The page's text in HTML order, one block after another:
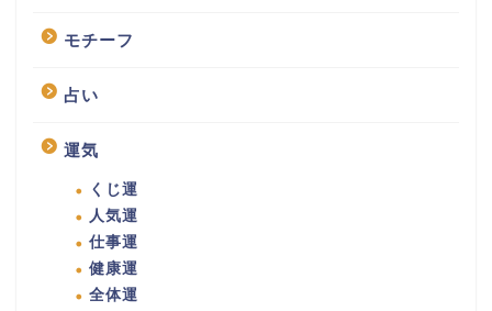
モチーフ
占い
運気
くじ運
人気運
仕事運
健康運
全体運